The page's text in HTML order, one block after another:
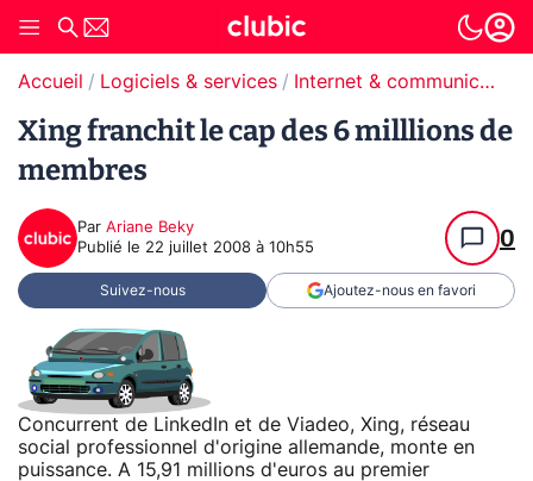
Accueil Logiciels & services Internet & communication
Xing franchit le cap des 6 milllions de
membres
Par Ariane Beky
Publié le 22 juillet 2008 à 10h55 0
Suivez-nous Ajoutez-nous en favori
Concurrent de LinkedIn et de Viadeo, Xing, réseau
social professionnel d'origine allemande, monte en
puissance. A 15,91 millions d'euros au premier